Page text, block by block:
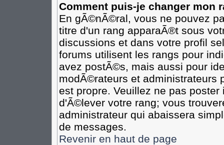
Comment puis-je changer mon
En gÃ©nÃ©ral, vous ne pouvez
titre d'un rang apparaÃ®t sous
discussions et dans votre profil
forums utilisent les rangs pour
avez postÃ©s, mais aussi pour
modÃ©rateurs et administrateurs
est propre. Veuillez ne pas
d'Ã©lever votre rang; vous
administrateur qui abaissera
de messages.
Revenir en haut de page